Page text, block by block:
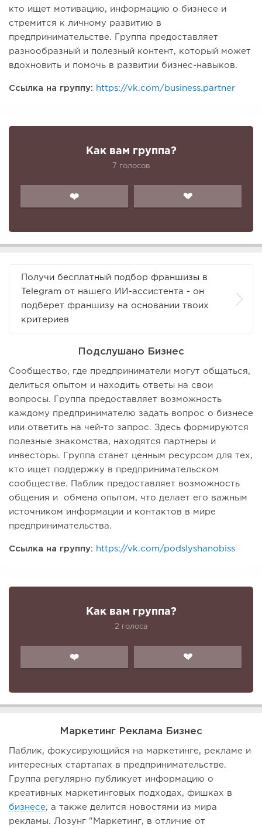
кто ищет мотивацию, информацию о бизнесе и
стремится к личному развитию в
предпринимательстве. Группа предоставляет
разнообразный и полезный контент, который может
вдохновить и помочь в развитии бизнес-навыков.
Ссылка на группу: https://vk.com/business.partner
Как вам группа?
7 голосов
❤️ 💔
Получи бесплатный подбор франшизы в
Telegram от нашего ИИ-ассистента - он
подберет франшизу на основании твоих
критериев
Подслушано Бизнес
Сообщество, где предприниматели могут общаться,
делиться опытом и находить ответы на свои
вопросы. Группа предоставляет возможность
каждому предпринимателю задать вопрос о бизнесе
или ответить на чей-то запрос. Здесь формируются
полезные знакомства, находятся партнеры и
инвесторы. Группа станет ценным ресурсом для тех,
кто ищет поддержку в предпринимательском
сообществе. Паблик предоставляет возможность
общения и обмена опытом, что делает его важным
источником информации и контактов в мире
предпринимательства.
Ссылка на группу: https://vk.com/podslyshanobiss
Как вам группа?
2 голоса
❤️ 💔
Маркетинг Реклама Бизнес
Паблик, фокусирующийся на маркетинге, рекламе и
интересных стартапах в предпринимательстве.
Группа регулярно публикует информацию о
креативных маркетинговых подходах, фишках в
бизнесе, а также делится новостями из мира
рекламы. Лозунг "Маркетинг, в отличие от